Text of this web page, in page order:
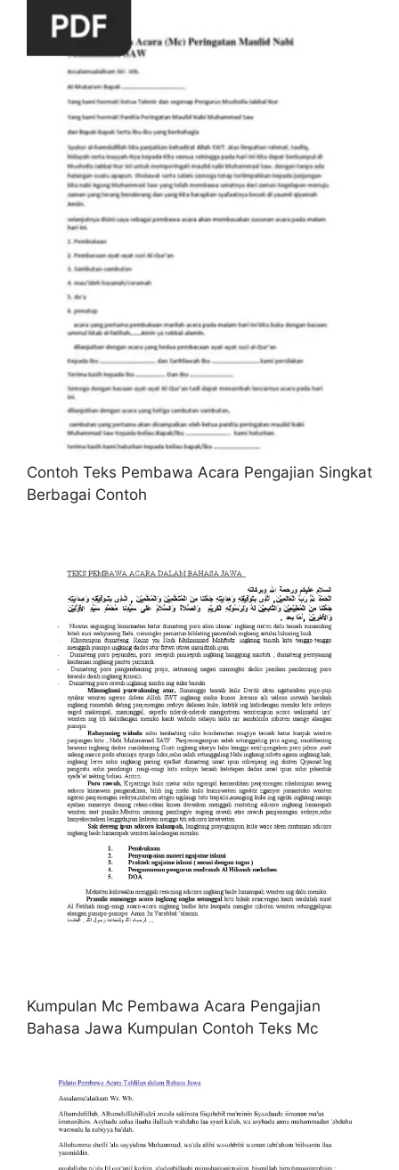
Contoh Teks Pembawa Acara Pengajian Singkat
Berbagai Contoh
Kumpulan Mc Pembawa Acara Pengajian
Bahasa Jawa Kumpulan Contoh Teks Mc